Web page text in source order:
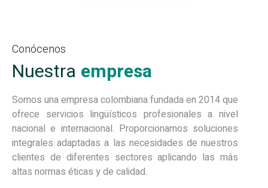
Conócenos
Nuestra empresa
Somos una empresa colombiana fundada en 2014 que
ofrece servicios lingüísticos profesionales a nivel
nacional e internacional. Proporcionamos soluciones
integrales adaptadas a las necesidades de nuestros
clientes de diferentes sectores aplicando las más
altas normas éticas y de calidad.